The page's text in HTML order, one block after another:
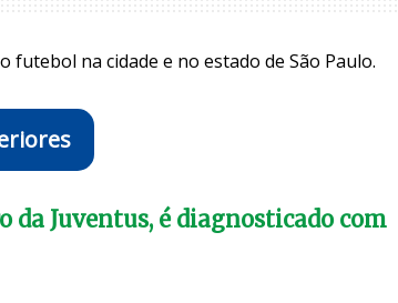
futebol na cidade e no estado de São Paulo.
da Juventus, é diagnosticado com